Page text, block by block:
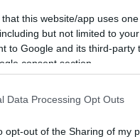
that this website/app uses
but not limited to
to Google and its third-
consent section.
Data Processing Opt Outs
opt-out of the Sharing of my